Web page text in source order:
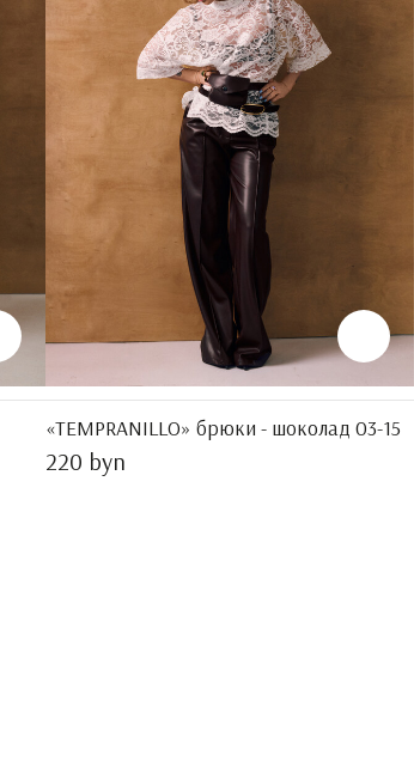
«TEMPRANILLO» брюки - шоколад 03-15
220 byn